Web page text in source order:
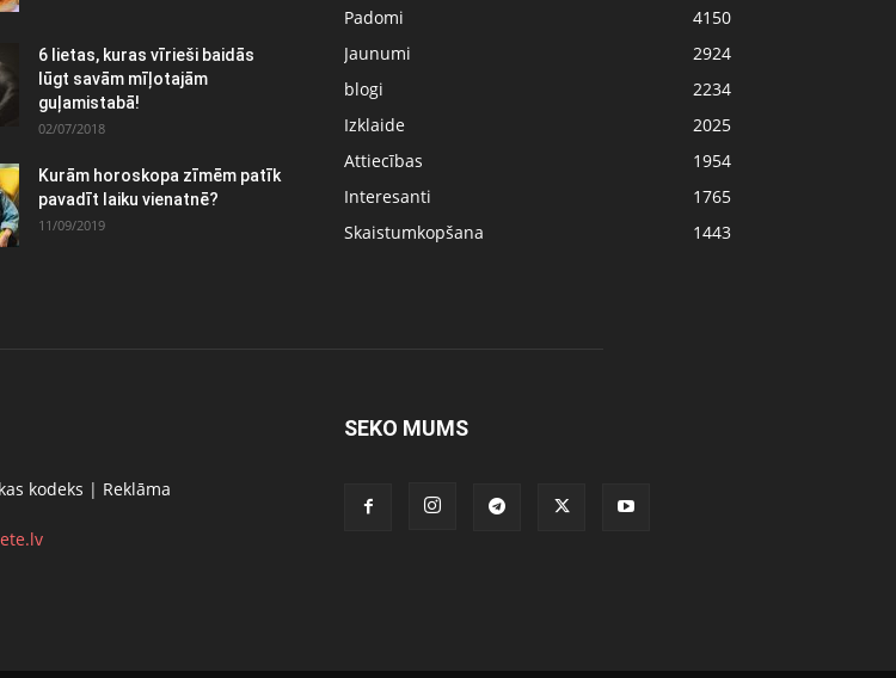
6 lietas, kuras vīrieši baidās
lūgt savām mīļotajām
guļamistabā!
02/07/2018
Kurām horoskopa zīmēm patīk
pavadīt laiku vienatnē?
11/09/2019
Padomi
4150
Jaunumi
2924
blogi
2234
Izklaide
2025
Attiecības
1954
Interesanti
1765
Skaistumkopšana
1443
kodeks | Reklāma
SEKO MUMS